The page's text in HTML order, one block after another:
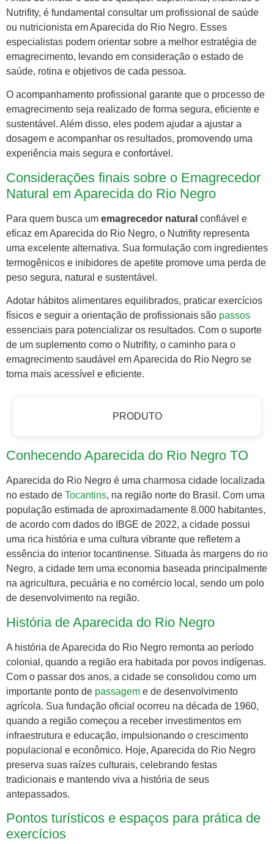
Nutrifity, é fundamental consultar um profissional de saúde
ou nutricionista em Aparecida do Rio Negro. Esses
especialistas podem orientar sobre a melhor estratégia de
emagrecimento, levando em consideração o estado de
saúde, rotina e objetivos de cada pessoa.
O acompanhamento profissional garante que o processo de
emagrecimento seja realizado de forma segura, eficiente e
sustentável. Além disso, eles podem ajudar a ajustar a
dosagem e acompanhar os resultados, promovendo uma
experiência mais segura e confortável.
Considerações finais sobre o Emagrecedor
Natural em Aparecida do Rio Negro
Para quem busca um emagrecedor natural confiável e
eficaz em Aparecida do Rio Negro, o Nutrifity representa
uma excelente alternativa. Sua formulação com ingredientes
termogênicos e inibidores de apetite promove uma perda de
peso segura, natural e sustentável.
Adotar hábitos alimentares equilibrados, praticar exercícios
físicos e seguir a orientação de profissionais são passos
essenciais para potencializar os resultados. Com o suporte
de um suplemento como o Nutrifity, o caminho para o
emagrecimento saudável em Aparecida do Rio Negro se
torna mais acessível e eficiente.
PRODUTO
Conhecendo Aparecida do Rio Negro TO
Aparecida do Rio Negro é uma charmosa cidade localizada
no estado de Tocantins, na região norte do Brasil. Com uma
população estimada de aproximadamente 8.000 habitantes,
de acordo com dados do IBGE de 2022, a cidade possui
uma rica história e uma cultura vibrante que refletem a
essência do interior tocantinense. Situada às margens do rio
Negro, a cidade tem uma economia baseada principalmente
na agricultura, pecuária e no comércio local, sendo um polo
de desenvolvimento na região.
História de Aparecida do Rio Negro
A história de Aparecida do Rio Negro remonta ao período
colonial, quando a região era habitada por povos indígenas.
Com o passar dos anos, a cidade se consolidou como um
importante ponto de passagem e de desenvolvimento
agrícola. Sua fundação oficial ocorreu na década de 1960,
quando a região começou a receber investimentos em
infraestrutura e educação, impulsionando o crescimento
populacional e econômico. Hoje, Aparecida do Rio Negro
preserva suas raízes culturais, celebrando festas
tradicionais e mantendo viva a história de seus
antepassados.
Pontos turísticos e espaços para prática de
exercícios